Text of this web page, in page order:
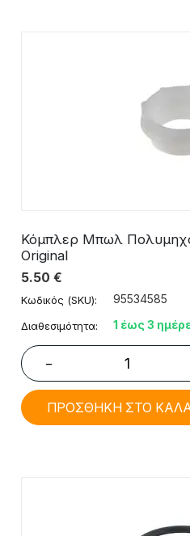
Κόμπλερ Μπωλ
Original
5.50 €
Κωδικός (SKU): 95534585
Διαθεσιμότητα: 1 έως 3
−
ΠΡΟΣΘΗΚΗ ΣΤΟ